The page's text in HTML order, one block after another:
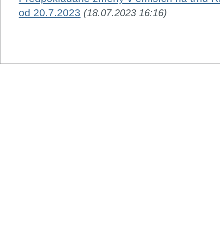
od 20.7.2023 (18.07.2023 16:16)